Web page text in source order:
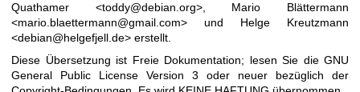
Quathamer <toddy@debian.org>, Mario Blättermann
<mario.blaettermann@gmail.com> und Helge Kreutzmann
<debian@helgefjell.de> erstellt.
Diese Übersetzung ist Freie Dokumentation; lesen Sie die GNU
General Public License Version 3 oder neuer bezüglich der